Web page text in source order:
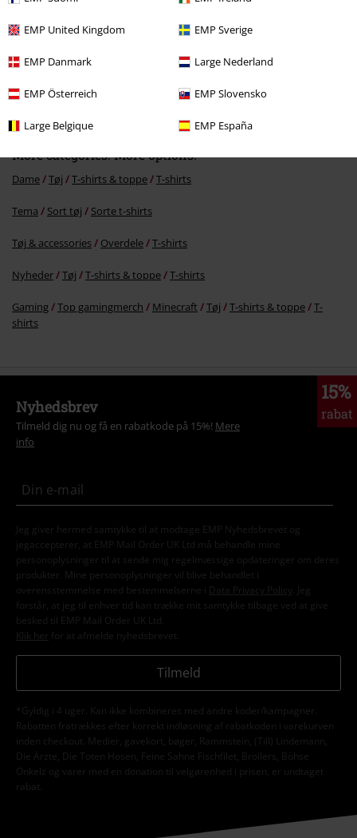
EMP United Kingdom EMP Sverige
EMP Danmark Large Nederland
EMP Österreich EMP Slovensko
Large Belgique EMP España
kr 179.95
More categories. More options.
Dame Tøj T-shirts & toppe T-shirts
Tema Sort tøj Sorte t-shirts
Tøj & accessories Overdele T-shirts
Nyheder Tøj T-shirts & toppe T-shirts
Gaming Top gamingmerch Minecraft Tøj T-shirts & toppe
T-
shirts
15%
rabat
Nyhedsbrev
Tilmeld dig nu og få en rabatkode på 15%! Mere
info
Jeg giver hermed samtykke til at modtage EMP Nyhedsbrevet og
jegaccepterer, at EMP Mail Order UK Ltd må behandle mine
personoplysninger til at sende mig regelmæssige opdateringer om deres
produkter. Mine personoplysninger vil blive behandlet i
overensstemmelse med bestemmelserne i
Data Privacy Policy
. Jeg
forstår, at jeg til enhver tid kan trække mit samtykke tilbage ved at give
besked til EMP Mail Order UK Ltd.
Klik her
for at afmelde nyhedsbrevet.
Tilmeld
*Gyldig i 4 uger. Kan ikke kombineres med andre koder/kampagner.
Rabatten fratrækkes efter korrekt indløsning af rabatkoden i varekurven
inden checkout. Medier, gavekort, bøger, Rammstein, (Till) Lindemann,
Die Ärzte, Die Toten Hosen, Feine Sahne Fischfilet, Broilers, Böhse
Onkelz og varer med en donation til velgørenhed i prisen, er undtaget
rabat.